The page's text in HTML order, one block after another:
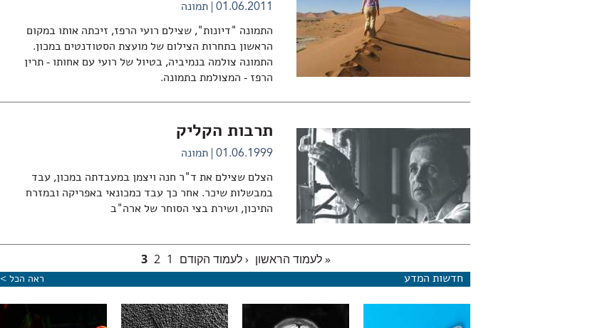
01.06.2011 תמונה
התמונה "דיונות", שצילם רועי הרפז, זיכתה אותו במקום
הראשון בתחרות הצילום של מועצת הסטודנטים במכון.
התמונה צולמה בנמיביה, בטיול של רועי עם אחותו - תרין
הרפז - המצולמת בתמונה.
תרבות הקליק
01.06.1999 תמונה
הצלם שצילם את ד"ר חנה ויצמן במעבדתה במכון, עבד
במבשלות שיכר. אחר כך עבד כמכונאי באפריקה ובמזרח
התיכון, ושירת בצי הסוחר של ארה"ב
« לעמוד הראשון ‹ לעמוד הקודם 1
2
3
חדשות המדע ראה הכל >